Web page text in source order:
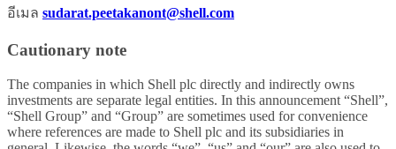
อีเมล sudarat.peetakanont@shell.com
Cautionary note
The companies in which Shell plc directly and indirectly owns
investments are separate legal entities. In this announcement “Shell”,
“Shell Group” and “Group” are sometimes used for convenience
where references are made to Shell plc and its subsidiaries in